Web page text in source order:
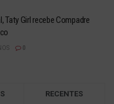
Taty Girl recebe Compadre
RECENTES